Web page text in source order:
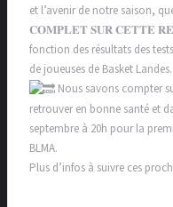
et l’avenir de notre saison,
𝐂𝐎𝐌𝐏𝐋𝐄𝐓 𝐒𝐔𝐑 𝐂𝐄𝐓𝐓𝐄
fonction des résultats des
de joueuses de Basket Landes.
Nous savons compter
retrouver en bonne santé et
septembre à 20h pour la
BLMA.
Plus d’infos à suivre ces